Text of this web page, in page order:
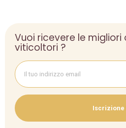
Vuoi ricevere le
viticoltori ?
Iscrizione